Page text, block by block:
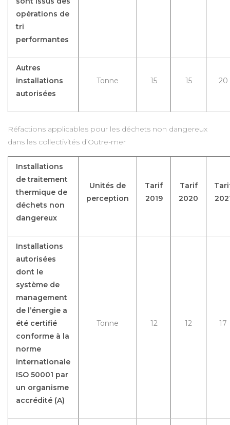
opérations de
tri
performantes
Autres
installations
autorisées
Tonne 15 15 20
Réfactions applicables pour les déchets non dangereux
dans les collectivités d’Outre-mer
Installations
de traitement
thermique de
déchets non
dangereux
Unités de
perception
Tarif
2019
Tarif
2020
Installations
autorisées
dont le
système de
management
de l’énergie a
été certifié
conforme à la
norme
internationale
ISO 50001 par
un organisme
accrédité (A)
Tonne 12 12 17